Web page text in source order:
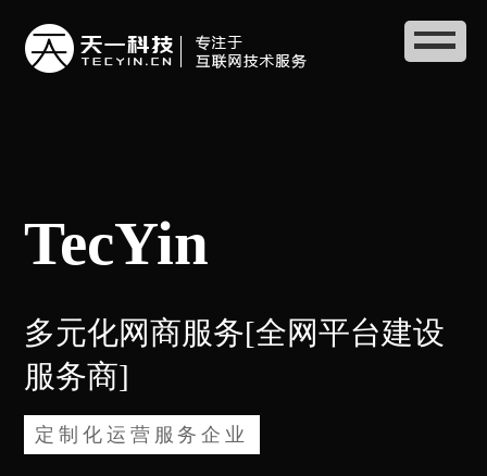
TecYin
多元化网商服务[全网平台建设
服务商]
定制化运营服务企业